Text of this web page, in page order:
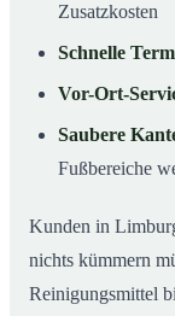
Zusatzkosten
Schnelle
Vor-Ort-
Saubere
Fußbereiche
Kunden in
nichts kümmern
Reinigungsmittel